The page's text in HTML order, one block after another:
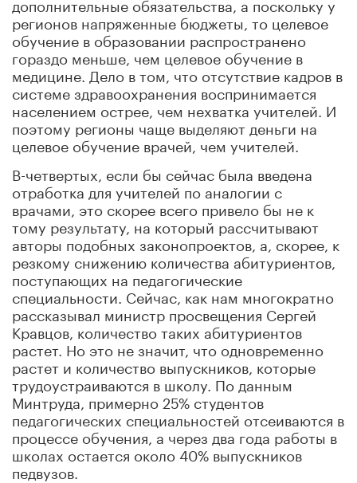
регионов напряженные бюджеты, то целевое
обучение в образовании распространено
гораздо меньше, чем целевое обучение в
медицине. Дело в том, что отсутствие кадров в
системе здравоохранения воспринимается
населением острее, чем нехватка учителей. И
поэтому регионы чаще выделяют деньги на
целевое обучение врачей, чем учителей.
В-четвертых, если бы сейчас была введена
отработка для учителей по аналогии с
врачами, это скорее всего привело бы не к
тому результату, на который рассчитывают
авторы подобных законопроектов, а, скорее, к
резкому снижению количества абитуриентов,
поступающих на педагогические
специальности. Сейчас, как нам многократно
рассказывал министр просвещения Сергей
Кравцов, количество таких абитуриентов
растет. Но это не значит, что одновременно
растет и количество выпускников, которые
трудоустраиваются в школу. По данным
Минтруда, примерно 25% студентов
педагогических специальностей отсеиваются в
процессе обучения, а через два года работы в
школах остается около 40% выпускников
педвузов.